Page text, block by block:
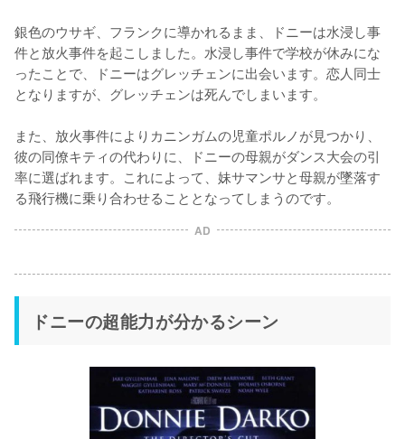
銀色のウサギ、フランクに導かれるまま、ドニーは水浸し事
件と放火事件を起こしました。水浸し事件で学校が休みにな
ったことで、ドニーはグレッチェンに出会います。恋人同士
となりますが、グレッチェンは死んでしまいます。
また、放火事件によりカニンガムの児童ポルノが見つかり、
彼の同僚キティの代わりに、ドニーの母親がダンス大会の引
率に選ばれます。これによって、妹サマンサと母親が墜落す
る飛行機に乗り合わせることとなってしまうのです。
AD
ドニーの超能力が分かるシーン